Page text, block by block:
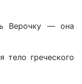
Верочку — она
греческого